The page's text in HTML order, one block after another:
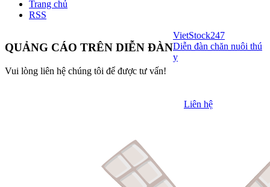
Trang chủ
RSS
QUẢNG CÁO TRÊN DIỄN ĐÀN
Vui lòng liên hệ chúng tôi để được tư vấn!
Liên hệ
VietStock247
Diễn đàn chăn nuôi thú
y